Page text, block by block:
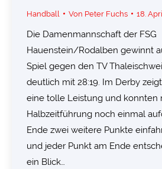
Handball Von Peter Fuchs 18.
Die Damenmannschaft der FSG
Hauenstein/Rodalben gewinnt
Spiel gegen den TV
deutlich mit 28:19. Im Derby
eine tolle Leistung und konnten
Halbzeitführung noch einmal
Ende zwei weitere Punkte
und jeder Punkt am Ende
ein Blick…